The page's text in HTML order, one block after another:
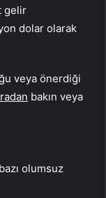
gelir
dolar olarak
veya önerdiği
bakın veya
olumsuz